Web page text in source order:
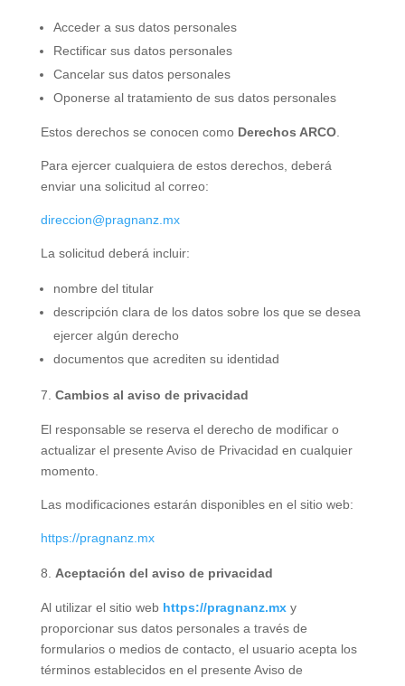
Acceder a sus datos personales
Rectificar sus datos personales
Cancelar sus datos personales
Oponerse al tratamiento de sus datos personales
Estos derechos se conocen como Derechos ARCO.
Para ejercer cualquiera de estos derechos, deberá
enviar una solicitud al correo:
direccion@pragnanz.mx
La solicitud deberá incluir:
nombre del titular
descripción clara de los datos sobre los que se desea
ejercer algún derecho
documentos que acrediten su identidad
Cambios al aviso de privacidad
El responsable se reserva el derecho de modificar o
actualizar el presente Aviso de Privacidad en cualquier
momento.
Las modificaciones estarán disponibles en el sitio web:
https://pragnanz.mx
Aceptación del aviso de privacidad
Al utilizar el sitio web https://pragnanz.mxy
proporcionar sus datos personales a través de
formularios o medios de contacto, el usuario acepta los
términos establecidos en el presente Aviso de